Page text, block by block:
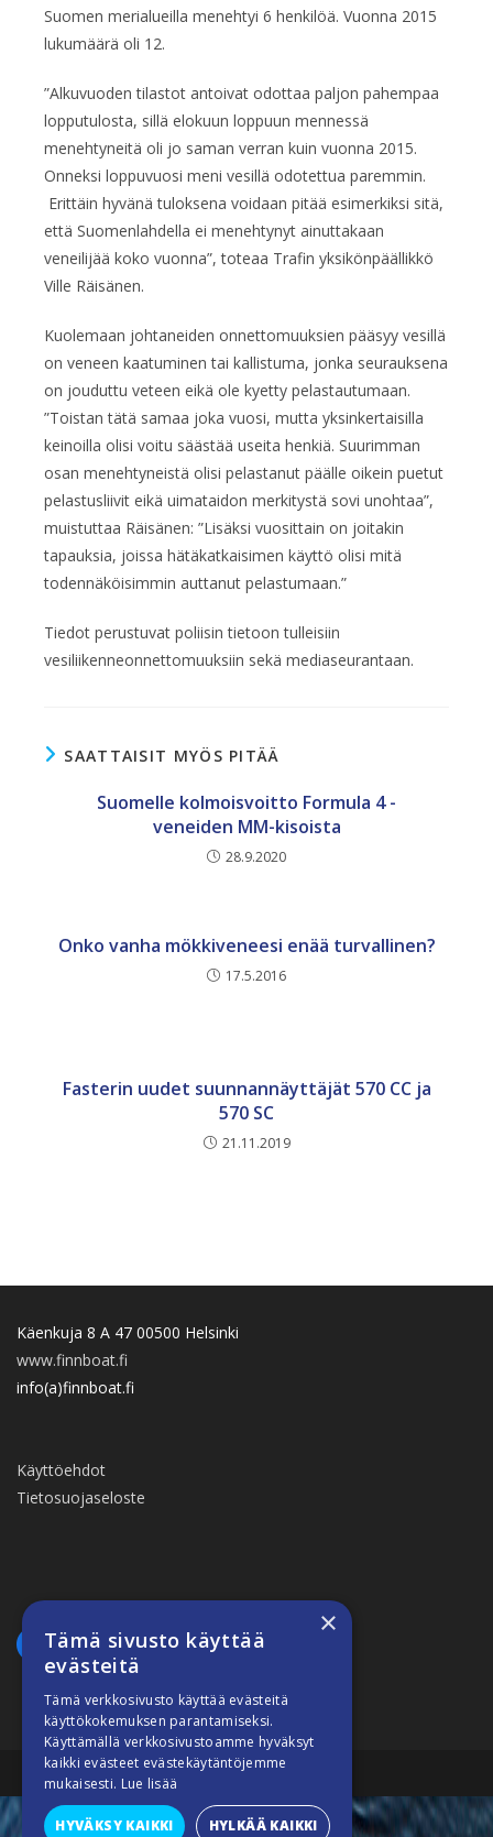
Suomen merialueilla menehtyi 6 henkilöä. Vuonna 2015
lukumäärä oli 12.
”Alkuvuoden tilastot antoivat odottaa paljon pahempaa
lopputulosta, sillä elokuun loppuun mennessä
menehtyneitä oli jo saman verran kuin vuonna 2015.
Onneksi loppuvuosi meni vesillä odotettua paremmin.
Erittäin hyvänä tuloksena voidaan pitää esimerkiksi sitä,
että Suomenlahdella ei menehtynyt ainuttakaan
veneilijää koko vuonna”, toteaa Trafin yksikönpäällikkö
Ville Räisänen.
Kuolemaan johtaneiden onnettomuuksien pääsyy vesillä
on veneen kaatuminen tai kallistuma, jonka seurauksena
on jouduttu veteen eikä ole kyetty pelastautumaan.
”Toistan tätä samaa joka vuosi, mutta yksinkertaisilla
keinoilla olisi voitu säästää useita henkiä. Suurimman
osan menehtyneistä olisi pelastanut päälle oikein puetut
pelastusliivit eikä uimataidon merkitystä sovi unohtaa”,
muistuttaa Räisänen: ”Lisäksi vuosittain on joitakin
tapauksia, joissa hätäkatkaisimen käyttö olisi mitä
todennäköisimmin auttanut pelastumaan.”
Tiedot perustuvat poliisin tietoon tulleisiin
vesiliikenneonnettomuuksiin sekä mediaseurantaan.
SAATTAISIT MYÖS PITÄÄ
Suomelle kolmoisvoitto Formula 4 -
veneiden MM-kisoista
28.9.2020
Onko vanha mökkiveneesi enää turvallinen?
17.5.2016
Fasterin uudet suunnannäyttäjät 570 CC ja
570 SC
21.11.2019
Käenkuja 8 A 47 00500 Helsinki
www.finnboat.fi
info(a)finnboat.fi
Käyttöehdot
Tietosuojaseloste
Suomiveneilee © 2026
×
Tämä sivusto käyttää
evästeitä
Tämä verkkosivusto käyttää evästeitä
käyttökokemuksen parantamiseksi.
Käyttämällä verkkosivustoamme hyväksyt
kaikki evästeet evästekäytäntöjemme
mukaisesti. Lue lisää
HYVÄKSY KAIKKI HYLKÄÄ KAIKKI